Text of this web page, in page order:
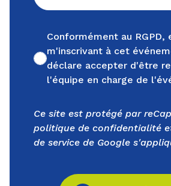
Non cochée
Conformément au RGPD,
m'inscrivant à cet
déclare accepter d'être
l'équipe en charge de
Ce site est protégé par
politique de confidentialité
de service de Google